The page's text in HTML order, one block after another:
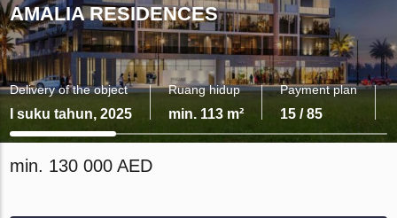
AMALIA RESIDENCES
Delivery of the object
I suku tahun, 2025
Ruang hidup
min. 113 m²
Payment plan
15 / 85
min. 130 000 AED